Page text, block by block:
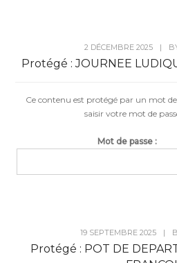
2 DÉCEMBRE 2025 |
Protégé : JOURNEE
Ce contenu est protégé par un mot
saisir votre mot de
Mot de passe :
19 SEPTEMBRE 2025 |
Protégé : POT DE